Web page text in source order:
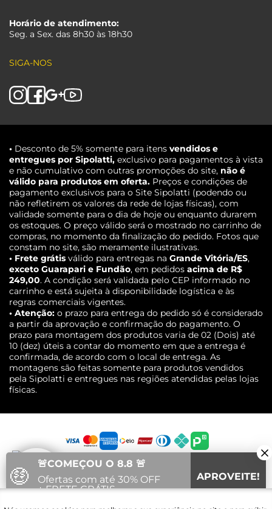
Horário de atendimento:
Seg. a Sex. das 8h30 às 18h30
SIGA-NOS
• Desconto de 5% somente para itens vendidos e
entregues por Sipolatti, exclusivo para pagamentos à vista
e não cumulativo com outras promoções do site, não é
válido para produtos em oferta. Preços e condições de
pagamento exclusivos para o Site Sipolatti (podendo ou
não refletirem os valores da rede de lojas físicas), com
validade somente para o dia de hoje ou enquanto durarem
os estoques. O preço válido será o mostrado no carrinho de
compras, no momento da finalização do pedido. Fotos que
constam no site, são meramente ilustrativas.
• Frete grátis válido para entregas na Grande Vitória/ES,
exceto Guarapari e Fundão, em pedidos acima de R$
249,00. A condição será validada pelo CEP informado no
carrinho e está sujeita à disponibilidade logística e às
regras comerciais vigentes.
• Atenção: o prazo para entrega do pedido só é considerado
a partir da aprovação e confirmação do pagamento. O
prazo para montagem dos produtos varia de 02 (Dois) até
10 (dez) úteis a contar do momento em que a entrega é
confirmada, de acordo com o local de entrega. As
montagens são feitas somente para produtos vendidos
pela Sipolatti e entregues nas regiões atendidas pelas lojas
físicas.
🤑
🚨COMEÇOU O 8.8 🚨
Ofertas com até 30% OFF
+ FRETE GRÁTIS
APROVEITE!